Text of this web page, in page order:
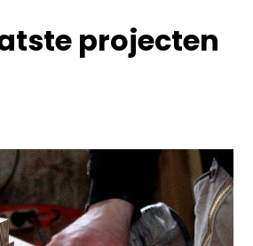
projecten